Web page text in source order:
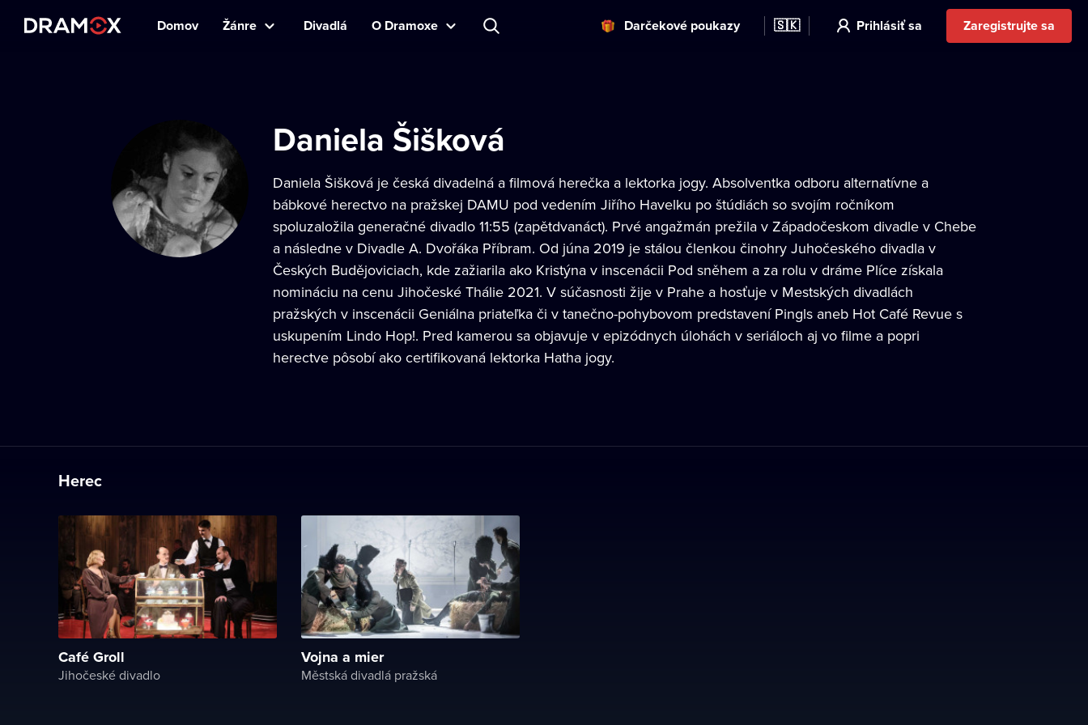
Domov Žánre Divadlá O Dramoxe Darčekové poukazy 🇸🇰 Prihlásiť sa Zaregistrujte sa
Daniela Šišková
Daniela Šišková je česká divadelná a filmová herečka a lektorka jogy. Absolventka odboru alternatívne a
bábkové herectvo na pražskej DAMU pod vedením Jiřího Havelku po štúdiách so svojím ročníkom
spoluzaložila generačné divadlo 11:55 (zapětdvanáct). Prvé angažmán prežila v Západočeskom divadle v Chebe
a následne v Divadle A. Dvořáka Příbram. Od júna 2019 je stálou členkou činohry Juhočeského divadla v
Českých Budějoviciach, kde zažiarila ako Kristýna v inscenácii Pod sněhem a za rolu v dráme Plíce získala
nomináciu na cenu Jihočeské Thálie 2021. V súčasnosti žije v Prahe a hosťuje v Mestských divadlách
pražských v inscenácii Geniálna priateľka či v tanečno-pohybovom predstavení Pingls aneb Hot Café Revue s
uskupením Lindo Hop!. Pred kamerou sa objavuje v epizódnych úlohách v seriáloch aj vo filme a popri
herectve pôsobí ako certifikovaná lektorka Hatha jogy.
Herec
Café Groll
Jihočeské divadlo
Vojna a mier
Městská divadlá pražská